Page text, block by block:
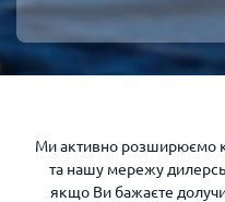
Ми активно розширюємо
та нашу мережу
якщо Ви бажаєте